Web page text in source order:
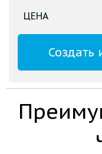
ЦЕНА
Создать